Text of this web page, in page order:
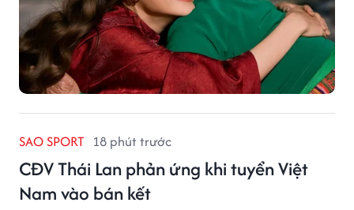
SAO SPORT 18 phút trước
CĐV Thái Lan phản ứng khi tuyển Việt
Nam vào bán kết